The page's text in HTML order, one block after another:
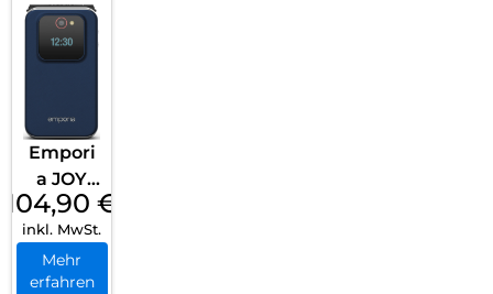
Empori
a JOY
Blueber
ry
104,90 €
inkl. MwSt.
Mehr
erfahren